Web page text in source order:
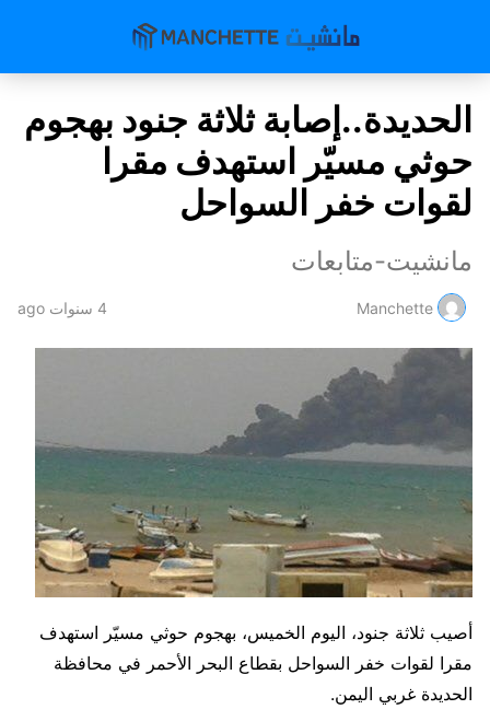
الحديدة..إصابة ثلاثة جنود بهجوم
حوثي مسيّر استهدف مقرا
لقوات خفر السواحل
مانشيت-متابعات
Manchette 4 سنوات ago
أصيب ثلاثة جنود، اليوم الخميس، بهجوم حوثي مسيّر استهدف
مقرا لقوات خفر السواحل بقطاع البحر الأحمر في محافظة
الحديدة غربي اليمن.